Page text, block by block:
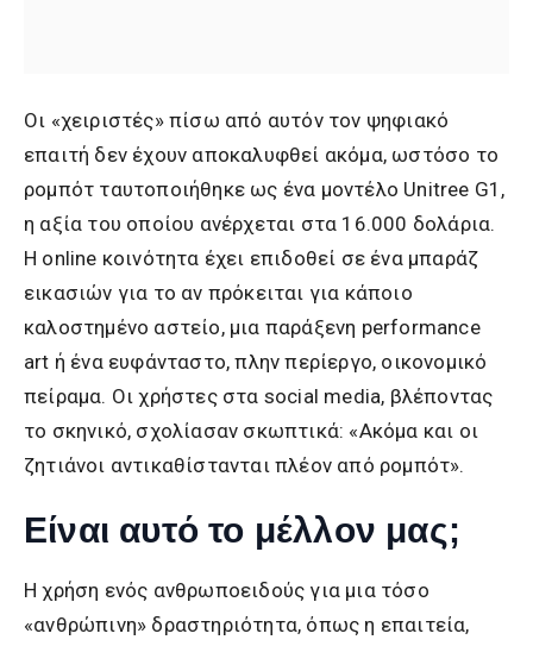
Οι «χειριστές» πίσω από αυτόν τον ψηφιακό
επαιτή δεν έχουν αποκαλυφθεί ακόμα, ωστόσο το
ρομπότ ταυτοποιήθηκε ως ένα μοντέλο Unitree G1,
η αξία του οποίου ανέρχεται στα 16.000 δολάρια.
Η online κοινότητα έχει επιδοθεί σε ένα μπαράζ
εικασιών για το αν πρόκειται για κάποιο
καλοστημένο αστείο, μια παράξενη performance
art ή ένα ευφάνταστο, πλην περίεργο, οικονομικό
πείραμα. Οι χρήστες στα social media, βλέποντας
το σκηνικό, σχολίασαν σκωπτικά: «Ακόμα και οι
ζητιάνοι αντικαθίστανται πλέον από ρομπότ».
Είναι αυτό το μέλλον μας;
Η χρήση ενός ανθρωποειδούς για μια τόσο
«ανθρώπινη» δραστηριότητα, όπως η επαιτεία,